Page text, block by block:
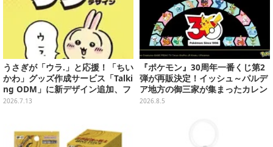
うさぎが「ウラ.」と応援！「ちい
かわ」グッズ作成サービス「Talki
ng ODM」に新デザイン追加、フ
ェイスタオルやTシャツなどライ
2026.7.13
『ポケモン』30周年一番くじ第2
弾が再販決定！イッシュ～パルデ
ア地方の御三家が集まったカレン
ダー、ぬいぐるみなど記念グッズ
2026.8.5